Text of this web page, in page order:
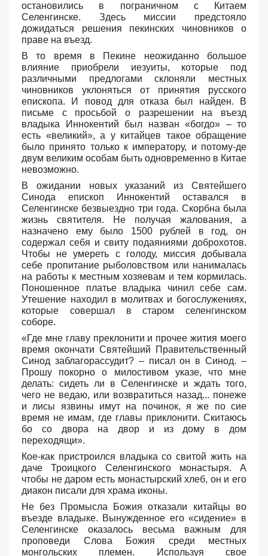
остановились в пограничном с Китаем
Селенгинске. Здесь миссии предстояло
дожидаться решения пекинских чиновников о
праве на въезд.
В то время в Пекине неожиданно большое
влияние приобрели иезуиты, которые под
различными предлогами склоняли местных
чиновников уклоняться от принятия русского
епископа. И повод для отказа был найден. В
письме с просьбой о разрешении на въезд
владыка Иннокентий был назван «богдо» – то
есть «великий», а у китайцев такое обращение
было принято только к императору, и потому-де
двум великим особам быть одновременно в Китае
невозможно.
В ожидании новых указаний из Святейшего
Синода епископ Иннокентий оставался в
Селенгинске безвыездно три года. Скорбна была
жизнь святителя. Не получая жалования, а
назначено ему было 1500 рублей в год, он
содержал себя и свиту подаяниями доброхотов.
Чтобы не умереть с голоду, миссия добывала
себе пропитание рыболовством или нанималась
на работы к местным хозяевам и тем кормилась.
Поношенное платье владыка чинил себе сам.
Утешение находил в молитвах и богослужениях,
которые совершал в старом селенгинском
соборе.
«Где мне главу преклонити и прочее жития моего
время окончати Святейший Правительственный
Синод заблагорассудит? – писал он в Синод. –
Прошу покорно о милостивом указе, что мне
делать: сидеть ли в Селенгинске и ждать того,
чего не ведаю, или возвратиться назад... понеже
и лисы язвины имут на починок, я же по сие
время не имам, где главы приклонити. Скитаюсь
бо со двора на двор и из дому в дом
переходящи».
Кое-как пристроился владыка со свитой жить на
даче Троицкого Селенгинского монастыря. А
чтобы не даром есть монастырский хлеб, он и его
диакон писали для храма иконы.
Не без Промысла Божия отказали китайцы во
въезде владыке. Вынужденное его «сидение» в
Селенгинске оказалось весьма важным для
проповеди Слова Божия среди местных
монгольских племен. Используя свое